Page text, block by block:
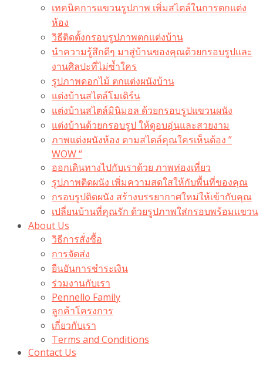
เทคนิคการแขวนรูปภาพ เพิ่มสไตล์ในการตกแต่ง
ห้อง
วิธีติดตั้งกรอบรูปภาพตกแต่งบ้าน
นำความรู้สึกดีๆ มาสู่บ้านของคุณด้วยกรอบรูปและ
งานศิลปะที่ไม่ซ้ำใคร
รูปภาพดอกไม้ ตกแต่งผนังบ้าน
แต่งบ้านสไตล์โมเดิร์น
แต่งบ้านสไตล์มินิมอล ด้วยกรอบรูปแขวนผนัง
แต่งบ้านด้วยกรอบรูป ให้ดูอบอุ่นและสวยงาม
ภาพแต่งผนังห้อง ตามสไตล์คุณใครเห็นต้อง ”
WOW “
ออกเดินทางไปกับเราด้วย ภาพท่องเที่ยว
รูปภาพติดผนัง เพิ่มความสดใสให้กับพื้นที่ของคุณ
กรอบรูปติดผนัง สร้างบรรยากาศใหม่ให้เข้ากับคุณ
เปลี่ยนบ้านที่คุณรัก ด้วยรูปภาพใส่กรอบพร้อมแขวน​
About Us
วิธีการสั่งซื้อ
การจัดส่ง
ยืนยันการชำระเงิน
ร่วมงานกับเรา
Pennello Family
ลูกค้าโครงการ
เกี่ยวกับเรา
Terms and Conditions
Contact Us